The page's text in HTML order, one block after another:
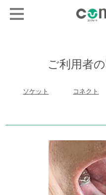
ご利用者
ソケット コネクト